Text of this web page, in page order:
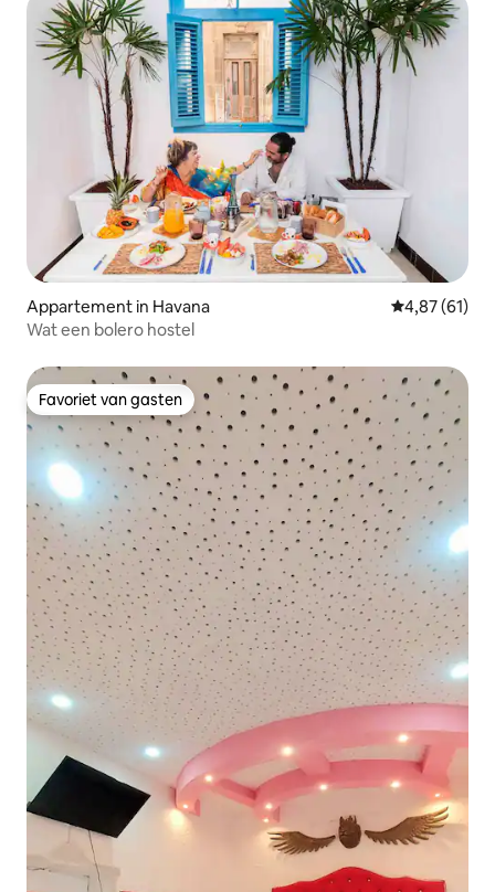
Appartement in Havana Gemiddelde
4,87 (61)
Wat een bolero hostel
Favoriet van gasten
Favoriet van gasten